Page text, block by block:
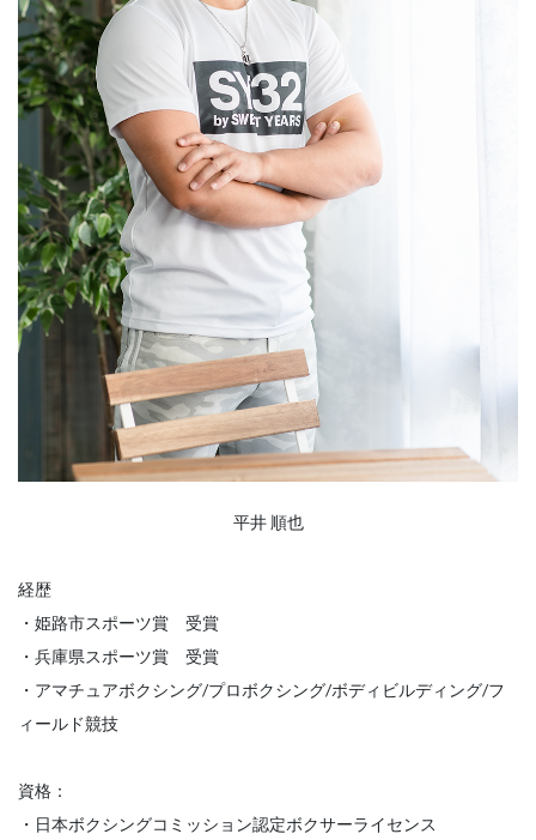
平井 順也
経歴
・姫路市スポーツ賞 受賞
・兵庫県スポーツ賞 受賞
・アマチュアボクシング/プロボクシング/ボディビルディング/フ
ィールド競技
資格：
・日本ボクシングコミッション認定ボクサーライセンス